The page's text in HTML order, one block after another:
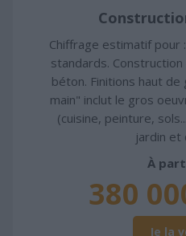
Chiffrage estimatif pour
standards.
béton. Finitions haut de
main" inclut le gros
(cuisine, peinture,
jardin et
À
380
Je la